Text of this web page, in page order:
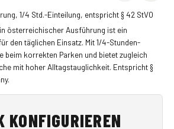
1/4 Std.-Einteilung, entspricht § 42 StVO
österreichischer Ausführung ist ein
den täglichen Einsatz. Mit 1/4-Stunden-
beim korrekten Parken und bietet zugleich
mit hoher Alltagstauglichkeit. Entspricht §
KONFIGURIEREN